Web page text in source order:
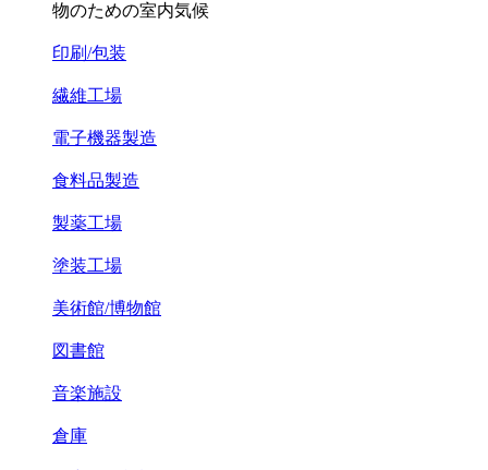
物のための室内気候
印刷/包装
繊維工場
電子機器製造
食料品製造
製薬工場
塗装工場
美術館/博物館
図書館
音楽施設
倉庫